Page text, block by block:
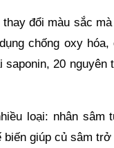
đổi màu sắc
chống oxy
20
loại: nhân
giúp củ sâm